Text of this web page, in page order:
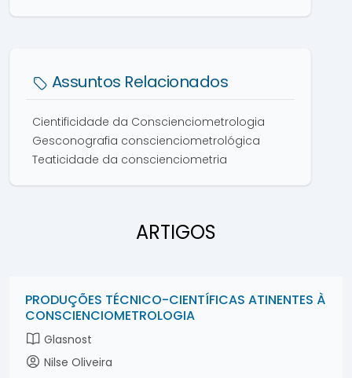
Assuntos Relacionados
Cientificidade da Conscienciometrologia
Gesconografia conscienciometrológica
Teaticidade da conscienciometria
ARTIGOS
PRODUÇÕES TÉCNICO-CIENTÍFICAS ATINENTES À
CONSCIENCIOMETROLOGIA
Glasnost
Nilse Oliveira